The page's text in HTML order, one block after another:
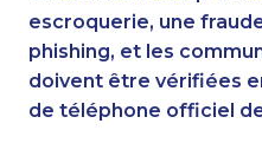
1-877-788-1751
1-587-328-6596
1-905-823-5367
escroquerie, une
phishing, et les
doivent être vérifiées
de téléphone officiel